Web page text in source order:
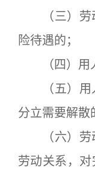
（三）劳
险待遇的；
（四）用人
（五）用
分立需要解散
（六）劳
劳动关系，